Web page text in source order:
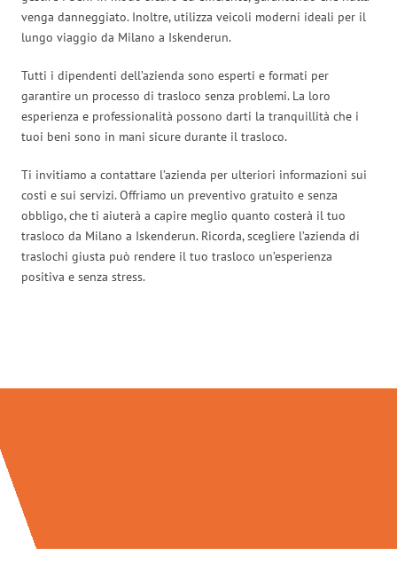
venga danneggiato. Inoltre, utilizza veicoli moderni ideali per il
lungo viaggio da Milano a Iskenderun.
Tutti i dipendenti dell’azienda sono esperti e formati per
garantire un processo di trasloco senza problemi. La loro
esperienza e professionalità possono darti la tranquillità che i
tuoi beni sono in mani sicure durante il trasloco.
Ti invitiamo a contattare l’azienda per ulteriori informazioni sui
costi e sui servizi. Offriamo un preventivo gratuito e senza
obbligo, che ti aiuterà a capire meglio quanto costerà il tuo
trasloco da Milano a Iskenderun. Ricorda, scegliere l’azienda di
traslochi giusta può rendere il tuo trasloco un’esperienza
positiva e senza stress.